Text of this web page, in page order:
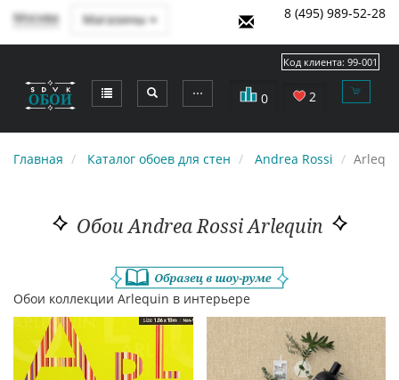
Москва Магазины 8 (495) 989-52-28
⋯ 0 2
Код клиента: 99-001
Главная Каталог обоев для стен Andrea Rossi
Обои Andrea Rossi Arlequin
Обои коллекции Arlequin в интерьере